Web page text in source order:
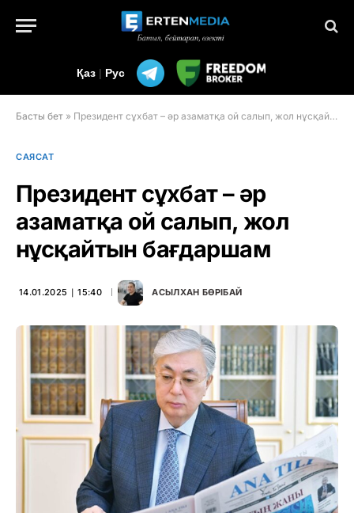
Қаз | Рус
Басты бет » Президент сұхбат – әр азаматқа ой салып, жол нұсқайтын бағдаршам
САЯСАТ
Президент сұхбат – әр
азаматқа ой салып, жол
нұсқайтын бағдаршам
14.01.2025 ∣ 15:40 АСЫЛХАН БӨРІБАЙ